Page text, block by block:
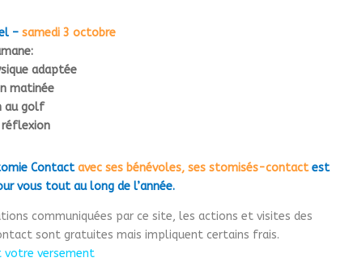
– samedi 3 octobre
adaptée
matinée
au golf
réflexion
Contactavec ses bénévoles, ses stomisés-contactest
vous tout au long de l’année.
communiquées par ce site, les actions et visites des
sont gratuites mais impliquent certains frais.
votre versement